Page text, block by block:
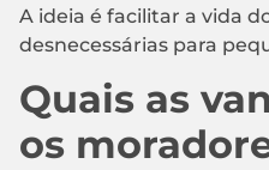
A ideia é facilitar a vida
desnecessárias para
Quais as
os